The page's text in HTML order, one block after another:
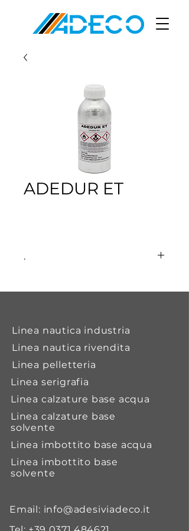
ADEDUR ET
.
acetato di etile usato come
base di gomma naturale. Ha una
life e conferisce all’incollaggio
una buona adesione e una ottima
resistenza al calore.
Linea nautica industria
Linea nautica rivendita
Linea pelletteria
Linea serigrafia
Linea calzature base acqua
Linea calzature base
solvente
Linea imbottito base acqua
Linea imbottito base
solvente
Email: info@adesiviadeco.it